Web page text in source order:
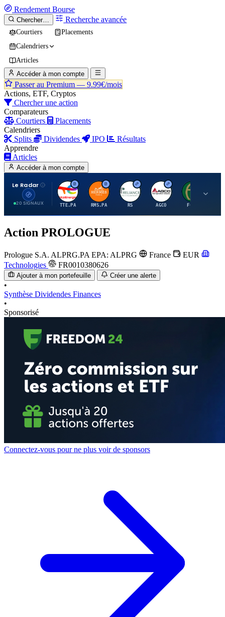
Rendement Bourse
Chercher… Recherche avancée
Courtiers
Placements
Calendriers
Articles
Accéder à mon compte
Passer au Premium — 9.99€/mois
Actions, ETF, Cryptos
Chercher une action
Comparateurs
Courtiers
Placements
Calendriers
Splits
Dividendes IPO
Résultats
Apprendre
Articles
Accéder à mon compte
Le Radar
20 SIGNAUX
T
TTE.PA
H
RMS.PA
R
RS
A
AGCO FCFS
Action PROLOGUE
Prologue S.A. ALPRG.PA EPA: ALPRG France
EUR
Technologies
FR0010380626
Ajouter à mon portefeuille Créer une alerte
•
Synthèse Dividendes Finances
•
Sponsorisé
Connectez-vous pour ne plus voir de sponsors